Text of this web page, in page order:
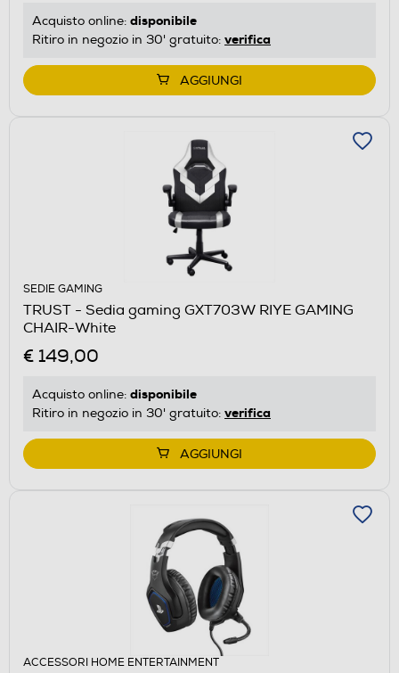
Acquisto online: disponibile
Ritiro in negozio in 30' gratuito: verifica
AGGIUNGI
SEDIE GAMING
TRUST - Sedia gaming GXT703W RIYE GAMING
CHAIR-White
€ 149,00
Acquisto online: disponibile
Ritiro in negozio in 30' gratuito: verifica
AGGIUNGI
ACCESSORI HOME ENTERTAINMENT